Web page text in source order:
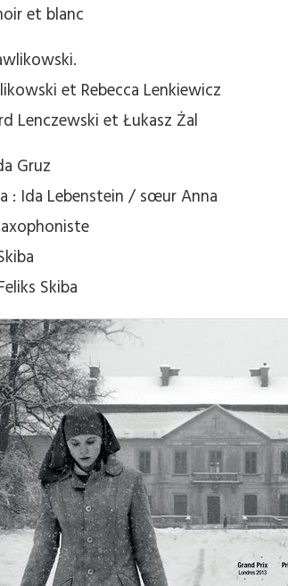
et blanc
et Rebecca Lenkiewicz
Lenczewski et Łukasz Żal
Gruz
: Ida Lebenstein / sœur Anna
Skiba